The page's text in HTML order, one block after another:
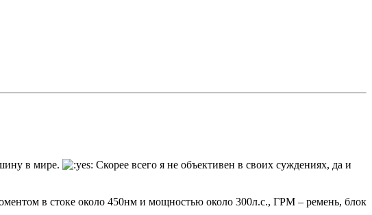
в мире.
Скорее всего я не объективен в своих суждениях, да и
в стоке около 450нм и мощностью около 300л.с., ГРМ – ремень, блок